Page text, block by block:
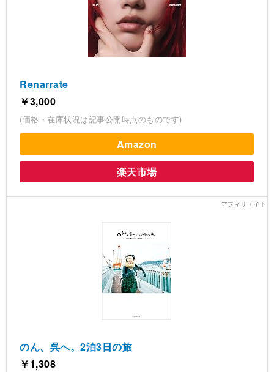
Renarrate
￥3,000
(価格・在庫状況は記事公開時点のものです)
Amazon
楽天市場
のん、呉へ。2泊3日の旅
￥1,308